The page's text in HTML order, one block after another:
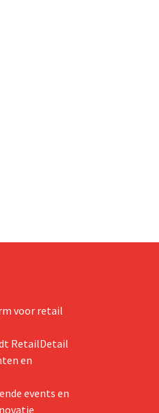
voor retail
RetailDetail
en
events en